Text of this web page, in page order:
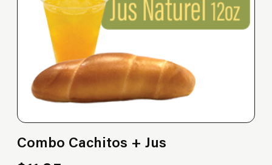
Combo Cachitos + Jus